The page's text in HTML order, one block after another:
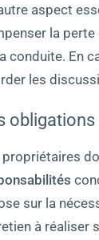
aspect
la perte
conduite. En
les
obligations
propriétaires
sur la
à réaliser